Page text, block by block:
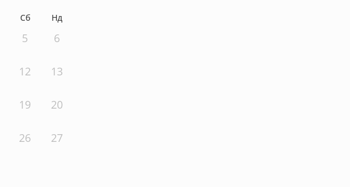
Сб Нд
5 6
12 13
19 20
26 27